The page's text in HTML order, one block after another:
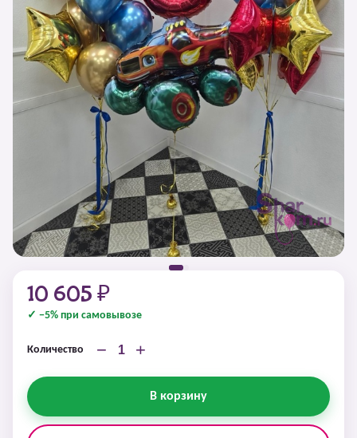
10 605 ₽
✓ −5% при самовывозе
Количество − +
В корзину